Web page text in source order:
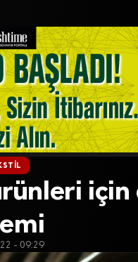
- 09:29